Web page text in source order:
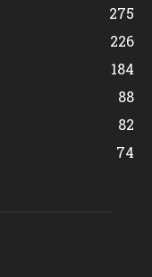
275
226
184
88
82
74